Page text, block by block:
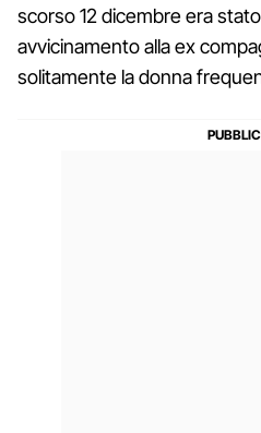
scorso 12 dicembre era
avvicinamento alla ex
solitamente la donna